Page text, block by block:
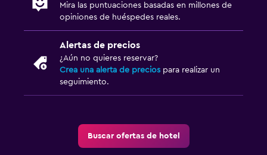
Mira las puntuaciones basadas en millones de
opiniones de huéspedes reales.
Alertas de precios
¿Aún no quieres reservar?
Crea una alerta de precios para realizar un
seguimiento.
Buscar ofertas de hotel